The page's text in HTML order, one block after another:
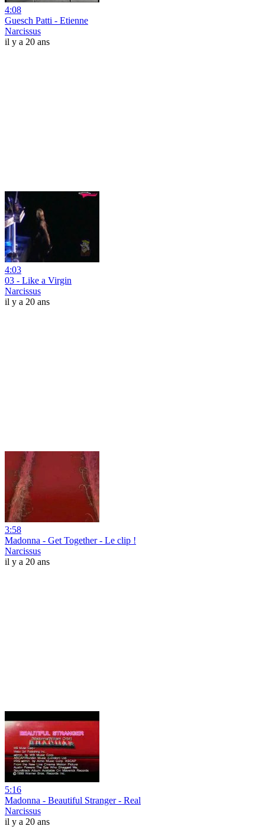
4:08
Guesch Patti - Etienne
Narcissus
il y a 20 ans
4:03
03 - Like a Virgin
Narcissus
il y a 20 ans
3:58
Madonna - Get Together - Le clip !
Narcissus
il y a 20 ans
5:16
Madonna - Beautiful Stranger - Real
Narcissus
il y a 20 ans